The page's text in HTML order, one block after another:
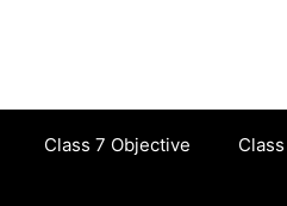
Class 7 Objective